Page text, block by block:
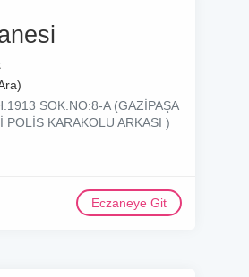
SOK.NO:8-A (GAZİPAŞA
POLİS KARAKOLU ARKASI )
Eczaneye Git